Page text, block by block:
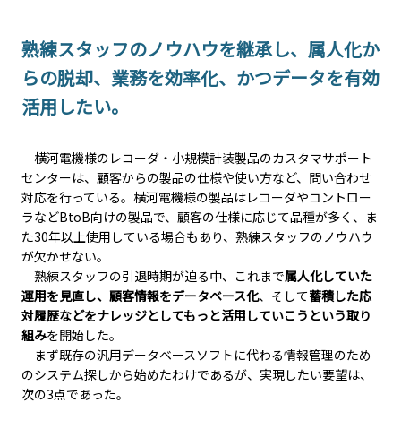
熟練スタッフのノウハウを継承し、属人化か
らの脱却、業務を効率化、かつデータを有効
活用したい。
横河電機様のレコーダ・小規模計装製品のカスタマサポート
センターは、顧客からの製品の仕様や使い方など、問い合わせ
対応を行っている。横河電機様の製品はレコーダやコントロー
ラなどBtoB向けの製品で、顧客の仕様に応じて品種が多く、ま
た30年以上使用している場合もあり、熟練スタッフのノウハウ
が欠かせない。
熟練スタッフの引退時期が迫る中、これまで属人化していた
運用を見直し、顧客情報をデータベース化、そして蓄積した応
対履歴などをナレッジとしてもっと活用していこうという取り
組みを開始した。
まず既存の汎用データベースソフトに代わる情報管理のため
のシステム探しから始めたわけであるが、実現したい要望は、
次の3点であった。